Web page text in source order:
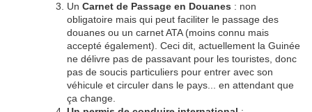
Un Carnet de Passage en Douanes : non
obligatoire mais qui peut faciliter le passage des
douanes ou un carnet ATA (moins connu mais
accepté également). Ceci dit, actuellement la Guinée
ne délivre pas de passavant pour les touristes, donc
pas de soucis particuliers pour entrer avec son
véhicule et circuler dans le pays... en attendant que
ça change.